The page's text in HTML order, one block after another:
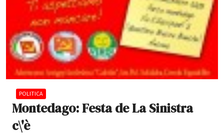
POLITICA
Montedago: Festa de La Sinistra
c\'è